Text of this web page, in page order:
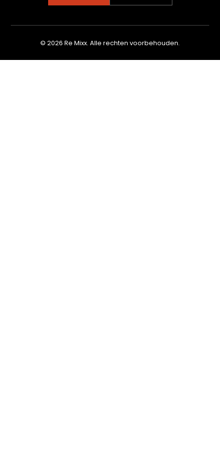
© 2026 Re Mixx. Alle rechten voorbehouden.